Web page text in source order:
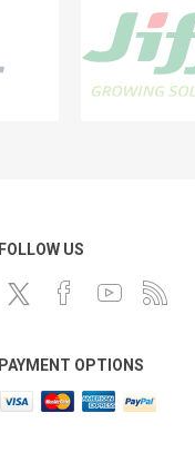
FOLLOW US
PAYMENT OPTIONS